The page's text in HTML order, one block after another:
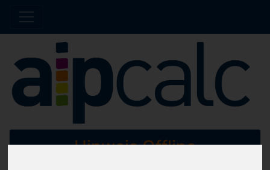
Hinweis Offline